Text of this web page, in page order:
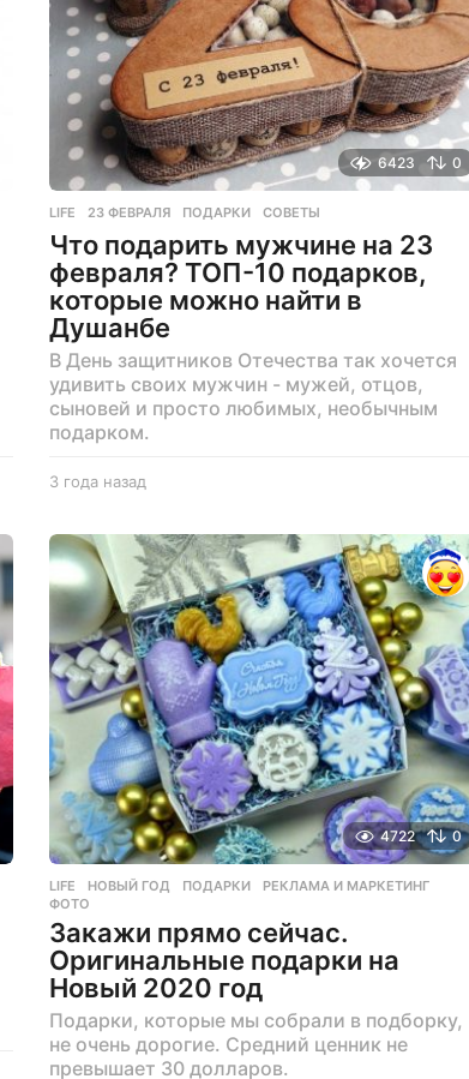
6423 0
LIFE 23 ФЕВРАЛЯ ,ПОДАРКИ ,СОВЕТЫ
Что подарить мужчине на 23
февраля? ТОП-10 подарков,
которые можно найти в
Душанбе
В День защитников Отечества так хочется
удивить своих мужчин - мужей, отцов,
сыновей и просто любимых, необычным
подарком.
3 года назад
д
а
н
а
з
а
д
4722 0
LIFE НОВЫЙ ГОД ,ПОДАРКИ ,РЕКЛАМА И МАРКЕТИНГ
ФОТО
Закажи прямо сейчас.
Оригинальные подарки на
Новый 2020 год
Подарки, которые мы собрали в подборку,
не очень дорогие. Средний ценник не
превышает 30 долларов.